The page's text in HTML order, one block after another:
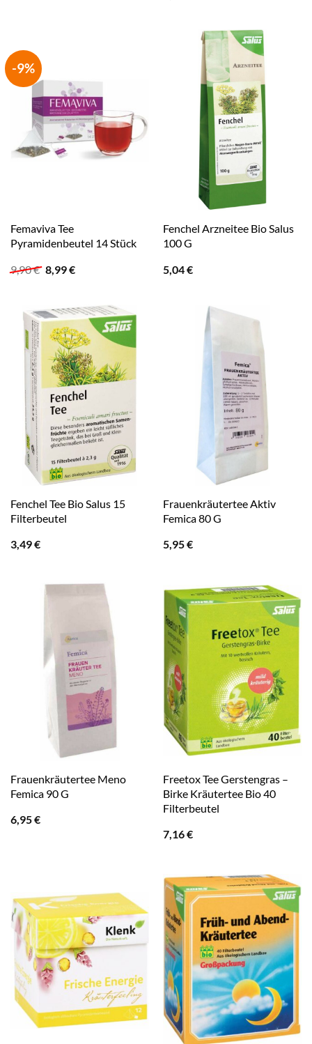
-9%
Femaviva Tee
Pyramidenbeutel 14 Stück
9,90€ Ursprünglicher
Preis
8,99€Aktueller
Fenchel Arzneitee Bio Salus
100 G
5,04€
Fenchel Tee Bio Salus 15
Filterbeutel
3,49€
Frauenkräutertee Aktiv
Femica 80 G
5,95€
Frauenkräutertee Meno
Femica 90 G
6,95€
Freetox Tee Gerstengras –
Birke Kräutertee Bio 40
Filterbeutel
7,16€